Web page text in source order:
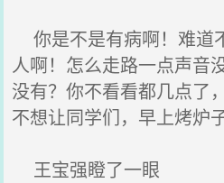
你是不是有病啊！难道
人啊！怎么走路一点声音
没有？你不看看都几点了
不想让同学们，早上烤炉
王宝强瞪了一眼